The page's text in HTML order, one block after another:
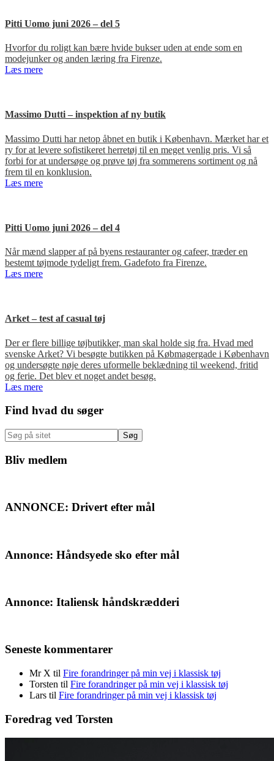
Pitti Uomo juni 2026 – del 5
Hvorfor du roligt kan bære hvide bukser uden at ende som en
modejunker og anden læring fra Firenze.
Læs mere
Massimo Dutti – inspektion af ny butik
Massimo Dutti har netop åbnet en butik i København. Mærket har et
ry for at levere sofistikeret herretøj til en meget venlig pris. Vi så
forbi for at undersøge og prøve tøj fra sommerens sortiment og nå
frem til en konklusion.
Læs mere
Pitti Uomo juni 2026 – del 4
Når mænd slapper af på byens restauranter og cafeer, træder en
bestemt tøjmode tydeligt frem. Gadefoto fra Firenze.
Læs mere
Arket – test af casual tøj
Der er flere billige tøjbutikker, man skal holde sig fra. Hvad med
svenske Arket? Vi besøgte butikken på Købmagergade i København
og undersøgte nøje deres uformelle beklædning til weekend, fritid
og ferie. Det blev et noget andet besøg.
Læs mere
Primær
Sidebar
Find hvad du søger
Søg
på
sitet
Bliv medlem
ANNONCE: Drivert efter mål
Annonce: Håndsyede sko efter mål
Annonce: Italiensk håndskrædderi
Seneste kommentarer
Mr X til Fire forandringer på min vej i klassisk tøj
Torsten til Fire forandringer på min vej i klassisk tøj
Lars til Fire forandringer på min vej i klassisk tøj
Foredrag ved Torsten